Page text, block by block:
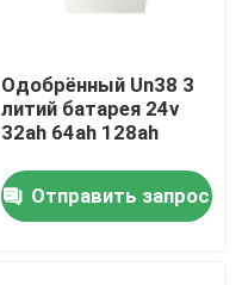
Одобрённый Un38 3
литий батарея 24v
32ah 64ah 128ah
Отправить запрос